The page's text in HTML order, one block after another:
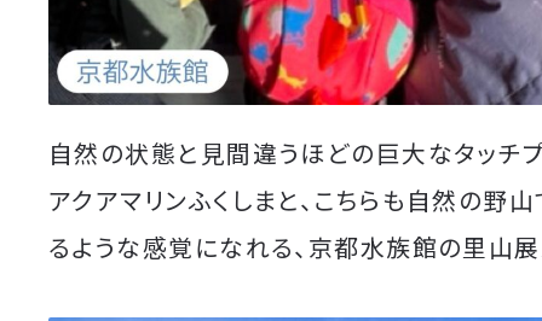
自然の状態と見間違うほどの巨大なタッチ
アクアマリンふくしまと、こちらも自然の野
るような感覚になれる、京都水族館の里山展